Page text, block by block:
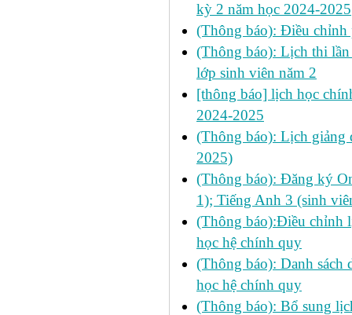
kỳ 2 năm học 2024-2025
(Thông báo): Điều
(Thông báo): Lịch thi
lớp sinh viên năm 2
[thông báo] lịch học
2024-2025
(Thông báo): Lịch giảng
2025)
(Thông báo): Đăng ký
1); Tiếng Anh 3 (sinh
(Thông báo):Điều chỉnh
học hệ chính quy
(Thông báo): Danh sách
học hệ chính quy
(Thông báo): Bổ sung